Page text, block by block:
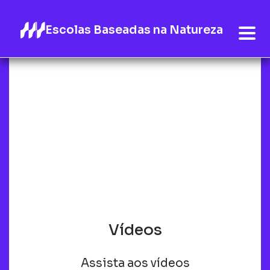
Escolas Baseadas na Natureza
Vídeos
Assista aos vídeos